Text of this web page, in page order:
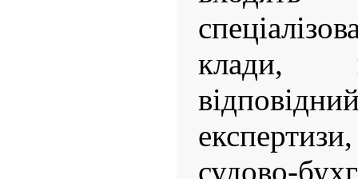
клади,
судово-